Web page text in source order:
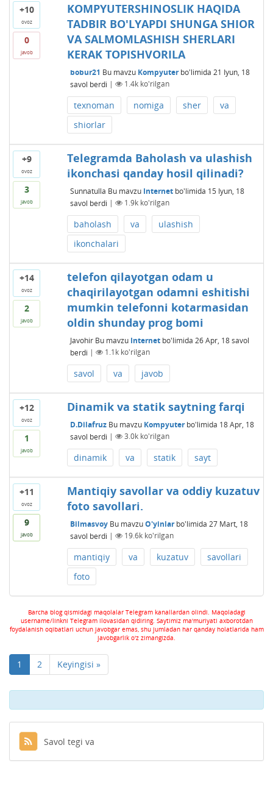
+10
ovoz
0
javob
KOMPYUTERSHINOSLIK HAQIDA
TADBIR BO'LYAPDI SHUNGA SHIOR
VA SALMOMLASHISH SHERLARI
KERAK TOPISHVORILA
bobur21 Bu mavzu Kompyuterbo'limida 21 Iyun, 18
savol berdi | 1.4kko'rilgan
texnoman nomiga sher
va
shiorlar
+9
ovoz
3
javob
Telegramda Baholash va ulashish
ikonchasi qanday hosil qilinadi?
Sunnatulla Bu mavzu Internetbo'limida 15 Iyun, 18
savol berdi | 1.9kko'rilgan
baholash va
ulashish
ikonchalari
+14
ovoz
2
javob
telefon qilayotgan odam u
chaqirilayotgan odamni eshitishi
mumkin telefonni kotarmasidan
oldin shunday prog bomi
Javohir Bu mavzu Internetbo'limida 26 Apr, 18 savol
berdi | 1.1kko'rilgan
savol va javob
+12
ovoz
1
javob
Dinamik va statik saytning farqi
D.Dilafruz Bu mavzu Kompyuterbo'limida 18 Apr, 18
savol berdi | 3.0kko'rilgan
dinamik va statik sayt
+11
ovoz
9
javob
Mantiqiy savollar va oddiy kuzatuv
foto savollari.
Bilmasvoy Bu mavzuO'yinlarbo'limida 27 Mart, 18
savol berdi | 19.6kko'rilgan
mantiqiy va kuzatuv
savollari
foto
Barcha blog qismidagi maqolalar Telegram kanallardan olindi. Maqoladagi
username/linkni Telegram ilovasidan qidiring. Saytimiz ma'muriyati axborotdan
foydalanish oqibatlari uchun javobgar emas, shu jumladan har qanday holatlarida ham
javobgarlik o'z zimangizda.
1 2 Keyingisi »
Savol tegi va